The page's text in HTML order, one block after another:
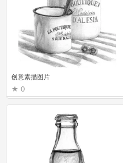
创意素描图片
0